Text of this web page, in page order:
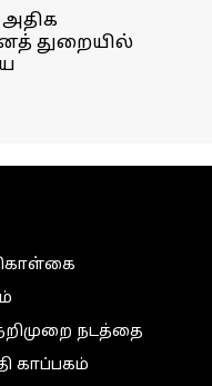
துறையில்
கொள்கை
நடத்தை
காப்பகம்